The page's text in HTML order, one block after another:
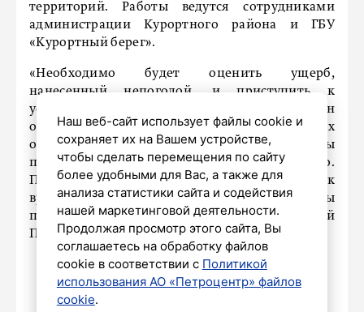
территорий. Работы ведутся сотрудниками
администрации Курортного района и ГБУ
«Курортный берег».
«Необходимо будет оценить ущерб,
нанесенный непогодой, и приступить к
устранению последствий и приведению зон
отдыха в надлежащее состояние. О результатах
осмотра и сроках возобновления работы
пляжей будет сообщено дополнительно.
Поэтому прошу отнестись с пониманием к
временным ограничениям и соблюдать меры
предосторожности», – отметил Сергей
Петриченко.
НАШ ГОРОД
Наш веб-сайт использует файлы cookie и
сохраняет их на Вашем устройстве,
чтобы сделать перемещения по сайту
более удобными для Вас, а также для
анализа статистики сайта и содействия
нашей маркетинговой деятельности.
Продолжая просмотр этого сайта, Вы
соглашаетесь на обработку файлов
cookie в соответствии с Политикой
использования АО «Петроцентр» файлов
cookie.